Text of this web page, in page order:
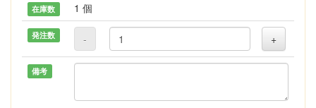
在庫数 1 個
発注数 - +
備考